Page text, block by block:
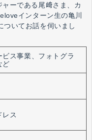
ーである尾﨑さま、カ
インターン生の亀川
いてお話を伺いまし
ス事業、フォトグラ
ど
レス